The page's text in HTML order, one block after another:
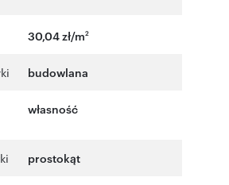
30,04 zł/m2
budowlana
własność
prostokąt